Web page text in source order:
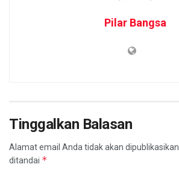
Pilar Bangsa
Tinggalkan Balasan
Alamat email Anda tidak akan dipublikasikan.
ditandai *